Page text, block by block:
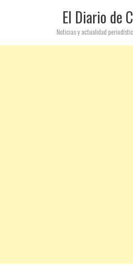
El Diario de
Noticias y actualidad